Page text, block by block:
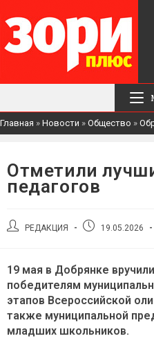
Главная » Новости » Общество »
Отметили
педагогов
АвторРЕДАКЦИЯ
Запись19.05.2026
19 мая в Добрянке
победителям
этапов Всероссийской
также муниципальной
младших школьников.